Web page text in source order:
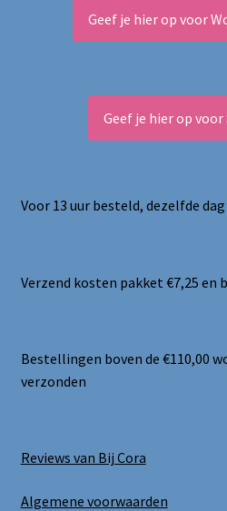
Geef je hier op voor
Geef je hier op voor
Voor 13 uur besteld, dezelfde
Verzend kosten pakket €7,25 en
Bestellingen boven de €110,00
verzonden
Reviews van Bij Cora
Algemene voorwaarden